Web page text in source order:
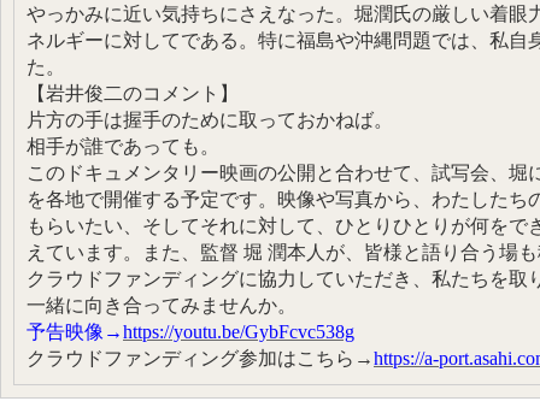
やっかみに近い気持ちにさえなった。堀潤氏の厳しい着眼
ネルギーに対してである。特に福島や沖縄問題では、私自
た。
【岩井俊二のコメント】
片方の手は握手のために取っておかねば。
相手が誰であっても。
このドキュメンタリー映画の公開と合わせて、試写会、堀
を各地で開催する予定です。映像や写真から、わたしたち
もらいたい、そしてそれに対して、ひとりひとりが何をで
えています。また、監督 堀 潤本人が、皆様と語り合う場
クラウドファンディングに協力していただき、私たちを取
一緒に向き合ってみませんか。
予告映像→https://youtu.be/GybFcvc538g
クラウドファンディング参加はこちら→https://a-